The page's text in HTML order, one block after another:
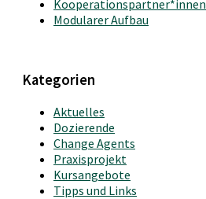
Kooperationspartner*innen
Modularer Aufbau
Kategorien
Aktuelles
Dozierende
Change Agents
Praxisprojekt
Kursangebote
Tipps und Links